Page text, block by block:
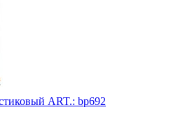
ART.: bp692